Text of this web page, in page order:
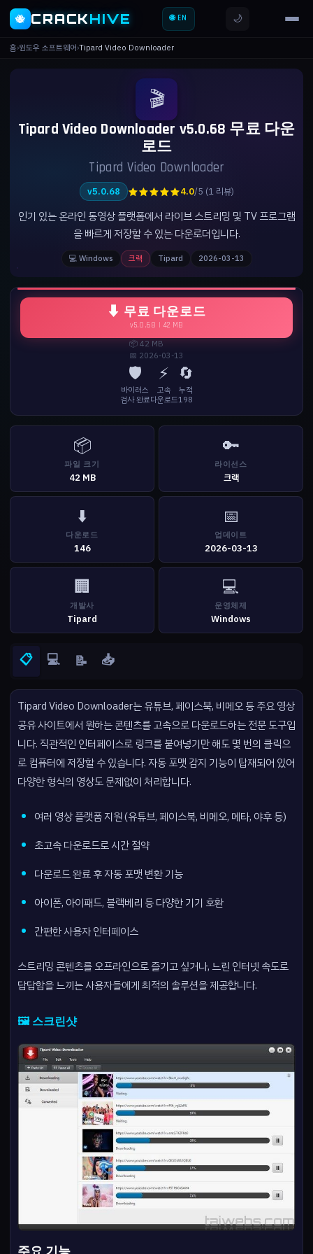
🐝 CRACKHIVE 🌐 EN 🌙
홈›윈도우 소프트웨어›Tipard Video Downloader
🎬
Tipard Video Downloader v5.0.68 무료 다운
로드
Tipard Video Downloader
v5.0.68 ★★★★★4.0/5 (1 리뷰)
인기 있는 온라인 동영상 플랫폼에서 라이브 스트리밍 및 TV 프로그램
을 빠르게 저장할 수 있는 다운로더입니다.
💻 Windows 크랙 Tipard 2026-03-13
⬇ 무료 다운로드
v5.0.68 | 42 MB
📦 42 MB
📅 2026-03-13
🛡️
바이러스
검사 완료
⚡
고속
다운로드
🔄
누적
198
📦
파일 크기
42 MB
🔑
라이선스
크랙
⬇️
다운로드
146
📅
업데이트
2026-03-13
🏢
개발사
Tipard
💻
운영체제
Windows
📋 💻 📝 📥
Tipard Video Downloader는 유튜브, 페이스북, 비메오 등 주요 영상
공유 사이트에서 원하는 콘텐츠를 고속으로 다운로드하는 전문 도구입
니다. 직관적인 인터페이스로 링크를 붙여넣기만 해도 몇 번의 클릭으
로 컴퓨터에 저장할 수 있습니다. 자동 포맷 감지 기능이 탑재되어 있어
다양한 형식의 영상도 문제없이 처리합니다.
여러 영상 플랫폼 지원 (유튜브, 페이스북, 비메오, 메타, 야후 등)
초고속 다운로드로 시간 절약
다운로드 완료 후 자동 포맷 변환 기능
아이폰, 아이패드, 블랙베리 등 다양한 기기 호환
간편한 사용자 인터페이스
스트리밍 콘텐츠를 오프라인으로 즐기고 싶거나, 느린 인터넷 속도로
답답함을 느끼는 사용자들에게 최적의 솔루션을 제공합니다.
🖼️ 스크린샷